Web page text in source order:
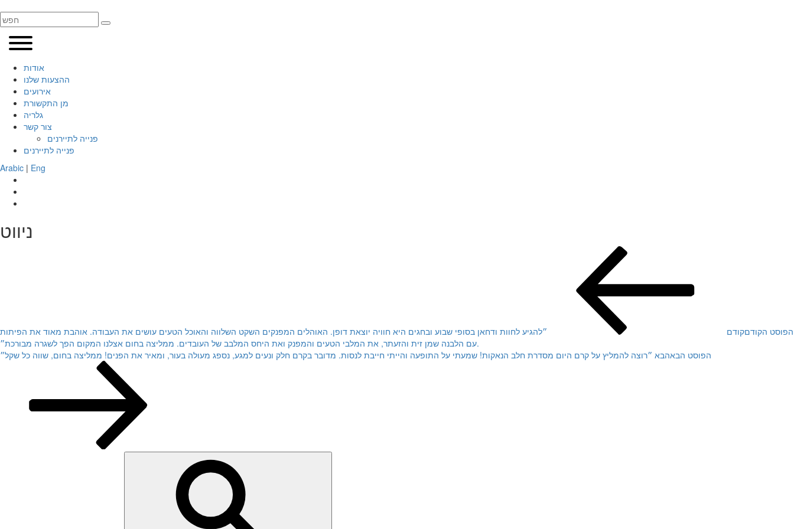
אודות
ההצעות שלנו
אירועים
מן התקשורת
גלריה
צור קשר
פנייה לתיירנים
פנייה לתיירנים
Arabic | Eng
ניווט
הפוסט הקודםקודם
״להגיע לחוות ודחאן בסופי שבוע ובחגים היא חוויה יוצאת דופן. האוהלים המפנקים השקט השלווה והאוכל הטעים עושים את העבודה. אוהבת מאוד את הפיתות
עם הלבנה שמן זית והזעתר, את המלבי הטעים והמפנק ואת היחס המלבב של העובדים. ממליצה בחום אצלנו המקום הפך לשגרה מבורכת״.
הפוסט הבאהבא ״רוצה להמליץ על קרם היום מסדרת חלב הנאקות! שמעתי על התופעה והייתי חייבת לנסות. מדובר בקרם חלק ונעים למגע, נספג מעולה בעור, ומאיר את הפנים! ממליצה בחום, שווה כל שקל״